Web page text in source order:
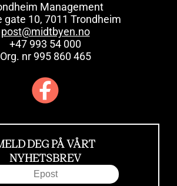
Management
gate 10, 7011 Trondheim
post@midtbyen.no
+47 993 54 000
Org. nr 995 860 465
DEG PÅ VÅRT
NYHETSBREV